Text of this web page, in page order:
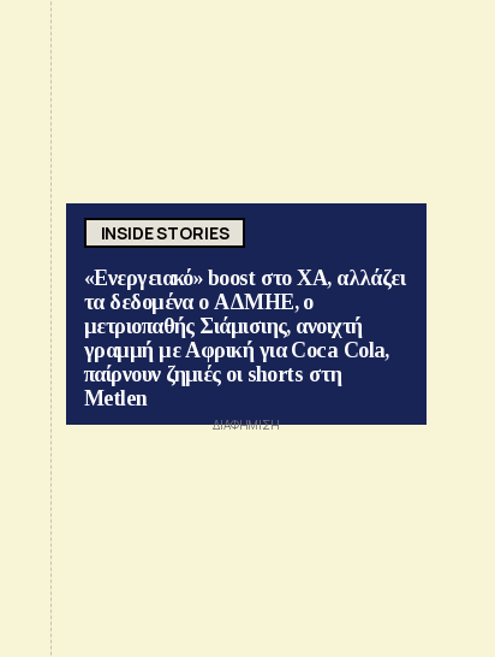
INSIDE STORIES
«Ενεργειακό» boost στο ΧΑ, αλλάζει
τα δεδομένα ο ΑΔΜΗΕ, ο
μετριοπαθής Σιάμισιης, ανοιχτή
γραμμή με Αφρική για Coca Cola,
παίρνουν ζημιές οι shorts στη
Metlen